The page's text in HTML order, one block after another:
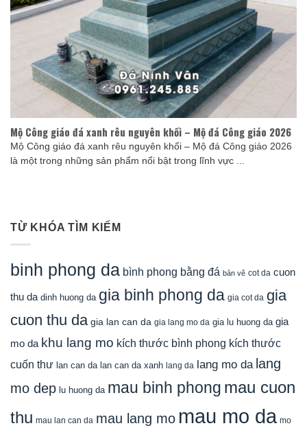
Mộ Công giáo đá xanh rêu nguyên khối – Mộ đá Công giáo 2026
Mộ Công giáo đá xanh rêu nguyên khối – Mộ đá Công giáo 2026
là một trong những sản phẩm nổi bật trong lĩnh vực ...
TỪ KHÓA TÌM KIẾM
binh phong da bình phong bằng đá bản vẽ cot da cuon
thu da dinh huong da gia binh phong da gia cot da gia
cuon thu da gia lan can da gia lang mo da gia lu huong da gia
mo da khu lang mo kích thước bình phong kích thước
cuốn thư lan can da lan can da xanh lang da lang mo da lang
mo dep lu huong da mau binh phong mau cuon
thu mau lan can da mau lang mo mau mo da mo